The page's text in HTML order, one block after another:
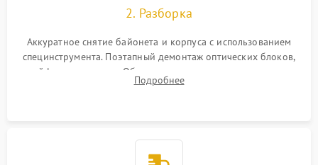
2. Разборка
Аккуратное снятие байонета и корпуса с использованием
специнструмента. Поэтапный демонтаж оптических блоков,
шлейфов и приводов. Обязательная маркировка положения
линзовых групп для сохранения заводской центровки при
Подробнее